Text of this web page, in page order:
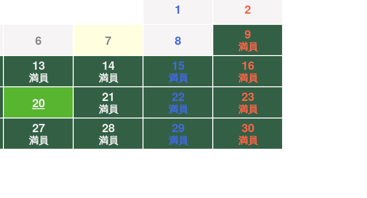
1
2
6 7 8 9
満員
13
満員
14
満員
15
満員
16
満員
20 21
満員
22
満員
23
満員
27
満員
28
満員
29
満員
30
満員